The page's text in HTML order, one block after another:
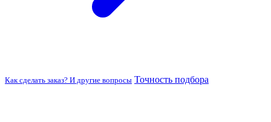
Как сделать заказ? И другие вопросы Точность подбора